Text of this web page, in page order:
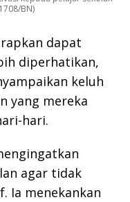
BN)
dapat
diperhatikan,
keluh
yang mereka
hari.
agar tidak
Ia menekankan